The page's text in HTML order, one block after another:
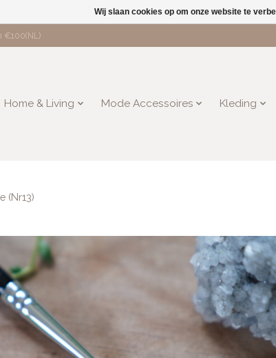
€100(NL)
Home & Living Mode Accessoires Kleding
(Nr13)
slideshow Items
Wij slaan cookies op om onze website te